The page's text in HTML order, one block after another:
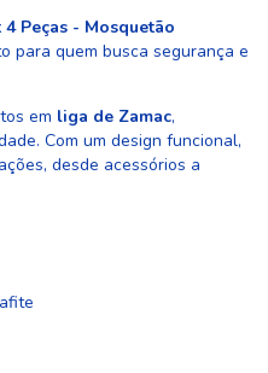
4 Peças - Mosquetão
para quem busca segurança e
em liga de Zamac,
Com um design funcional,
desde acessórios a